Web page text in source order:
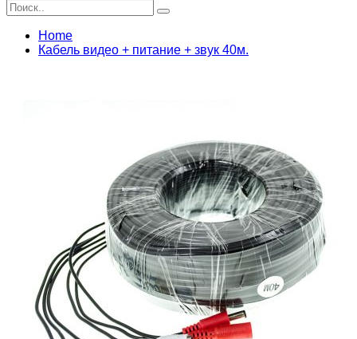
Home
Кабель видео + питание + звук 40м.